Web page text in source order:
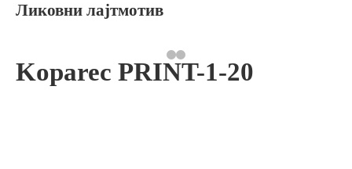
Ликовни лајтмотив
Koparec PRINT-1-20